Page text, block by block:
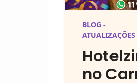
BLOG -
ATUALIZAÇÕES
no